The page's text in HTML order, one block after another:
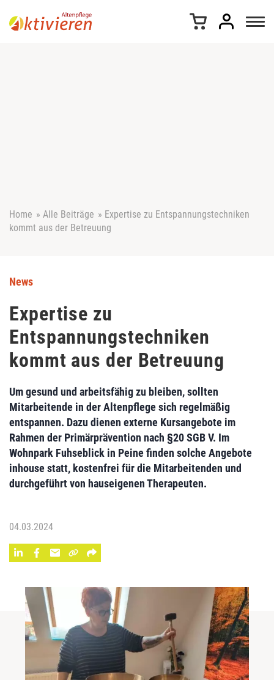
Home » Alle Beiträge » Expertise zu Entspannungstechniken
kommt aus der Betreuung
News
Expertise zu
Entspannungstechniken
kommt aus der Betreuung
Um gesund und arbeitsfähig zu bleiben, sollten
Mitarbeitende in der Altenpflege sich regelmäßig
entspannen. Dazu dienen externe Kursangebote im
Rahmen der Primärprävention nach §20 SGB V. Im
Wohnpark Fuhseblick in Peine finden solche Angebote
inhouse statt, kostenfrei für die Mitarbeitenden und
durchgeführt von hauseigenen Therapeuten.
04.03.2024